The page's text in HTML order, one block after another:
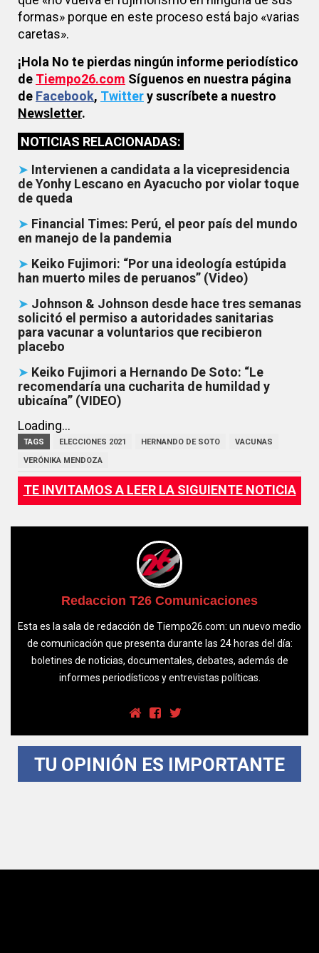
formas» porque en este proceso está bajo «varias
caretas».
¡Hola No te pierdas ningún informe periodístico
de Tiempo26.com Síguenos en nuestra página
de Facebook, Twittery suscríbete a nuestro
Newsletter.
NOTICIAS RELACIONADAS:
➤ Intervienen a candidata a la vicepresidencia
de Yonhy Lescano en Ayacucho por violar toque
de queda
➤ Financial Times: Perú, el peor país del mundo
en manejo de la pandemia
➤ Keiko Fujimori: “Por una ideología estúpida
han muerto miles de peruanos” (Video)
➤ Johnson & Johnson desde hace tres semanas
solicitó el permiso a autoridades sanitarias
para vacunar a voluntarios que recibieron
placebo
➤ Keiko Fujimori a Hernando De Soto: “Le
recomendaría una cucharita de humildad y
ubicaína” (VIDEO)
Loading...
TAGS ELECCIONES 2021 HERNANDO DE SOTO
VACUNAS
VERÓNIKA MENDOZA
TE INVITAMOS A LEER LA SIGUIENTE NOTICIA
Redaccion T26 Comunicaciones
Esta es la sala de redacción de Tiempo26.com: un nuevo medio
de comunicación que presenta durante las 24 horas del día:
boletines de noticias, documentales, debates, además de
informes periodísticos y entrevistas políticas.
TU OPINIÓN ES IMPORTANTE